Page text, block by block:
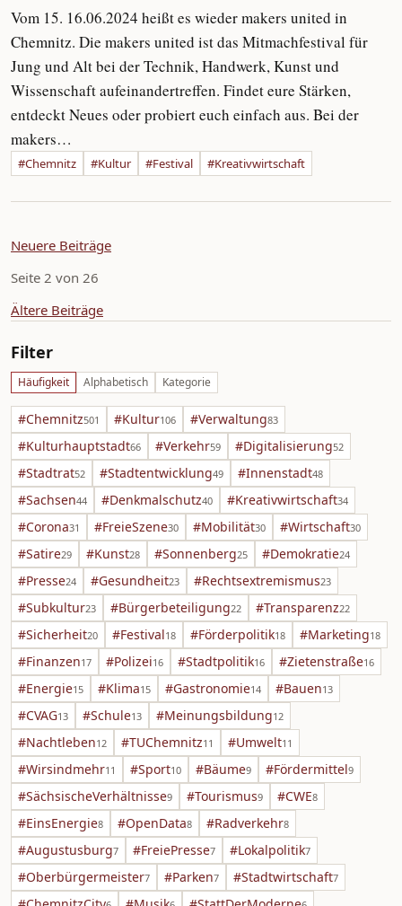
Vom 15. 16.06.2024 heißt es wieder makers united in
Chemnitz. Die makers united ist das Mitmachfestival für
Jung und Alt bei der Technik, Handwerk, Kunst und
Wissenschaft aufeinandertreffen. Findet eure Stärken,
entdeckt Neues oder probiert euch einfach aus. Bei der
makers…
#Chemnitz #Kultur #Festival #Kreativwirtschaft
Neuere Beiträge
Seite 2 von 26
Ältere Beiträge
Filter
Häufigkeit Alphabetisch Kategorie
#Chemnitz501 #Kultur106 #Verwaltung83
#Kulturhauptstadt66 #Verkehr59 #Digitalisierung52
#Stadtrat52 #Stadtentwicklung49 #Innenstadt48
#Sachsen44 #Denkmalschutz40 #Kreativwirtschaft34
#Corona31 #FreieSzene30 #Mobilität30 #Wirtschaft30
#Satire29 #Kunst28 #Sonnenberg25 #Demokratie24
#Presse24 #Gesundheit23 #Rechtsextremismus23
#Subkultur23 #Bürgerbeteiligung22 #Transparenz22
#Sicherheit20 #Festival18 #Förderpolitik18 #Marketing18
#Finanzen17 #Polizei16 #Stadtpolitik16 #Zietenstraße16
#Energie15 #Klima15 #Gastronomie14 #Bauen13
#CVAG13 #Schule13 #Meinungsbildung12
#Nachtleben12 #TUChemnitz11 #Umwelt11
#Wirsindmehr11 #Sport10 #Bäume9 #Fördermittel9
#SächsischeVerhältnisse9 #Tourismus9 #CWE8
#EinsEnergie8 #OpenData8 #Radverkehr8
#Augustusburg7 #FreiePresse7 #Lokalpolitik7
#Oberbürgermeister7 #Parken7 #Stadtwirtschaft7